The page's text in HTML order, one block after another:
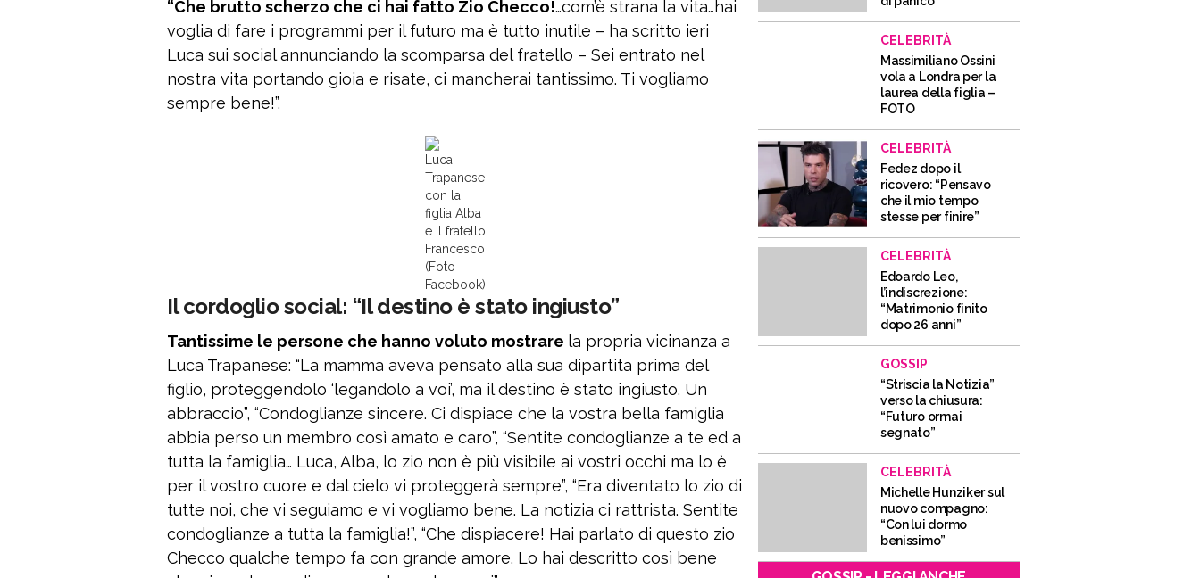
“Che brutto scherzo che ci hai fatto Zio Checco!…com’è strana la vita…hai
voglia di fare i programmi per il futuro ma è tutto inutile – ha scritto ieri
Luca sui social annunciando la scomparsa del fratello – Sei entrato nel
nostra vita portando gioia e risate, ci mancherai tantissimo. Ti vogliamo
sempre bene!”.
Luca
Trapanese
con la
figlia Alba
e il fratello
Francesco
(Foto
Facebook)
Il cordoglio social: “Il destino è stato ingiusto”
Tantissime le persone che hanno voluto mostrare la propria vicinanza a
Luca Trapanese: “La mamma aveva pensato alla sua dipartita prima del
figlio, proteggendolo ‘legandolo a voi’, ma il destino è stato ingiusto. Un
abbraccio”, “Condoglianze sincere. Ci dispiace che la vostra bella famiglia
abbia perso un membro così amato e caro”, “Sentite condoglianze a te ed a
tutta la famiglia… Luca, Alba, lo zio non è più visibile ai vostri occhi ma lo è
per il vostro cuore e dal cielo vi proteggerà sempre”, “Era diventato lo zio di
tutte noi, che vi seguiamo e vi vogliamo bene. La notizia ci rattrista. Sentite
condoglianze a tutta la famiglia!”, “Che dispiacere! Hai parlato di questo zio
Checco qualche tempo fa con grande amore. Lo hai descritto così bene
CELEBRITÀ
Massimiliano Ossini
vola a Londra per la
laurea della figlia –
FOTO
CELEBRITÀ
Fedez dopo il
ricovero: “Pensavo
che il mio tempo
stesse per finire”
CELEBRITÀ
Edoardo Leo,
l’indiscrezione:
“Matrimonio finito
dopo 26 anni”
GOSSIP
“Striscia la Notizia”
verso la chiusura:
“Futuro ormai
segnato”
CELEBRITÀ
Michelle Hunziker sul
nuovo compagno:
“Con lui dormo
benissimo”